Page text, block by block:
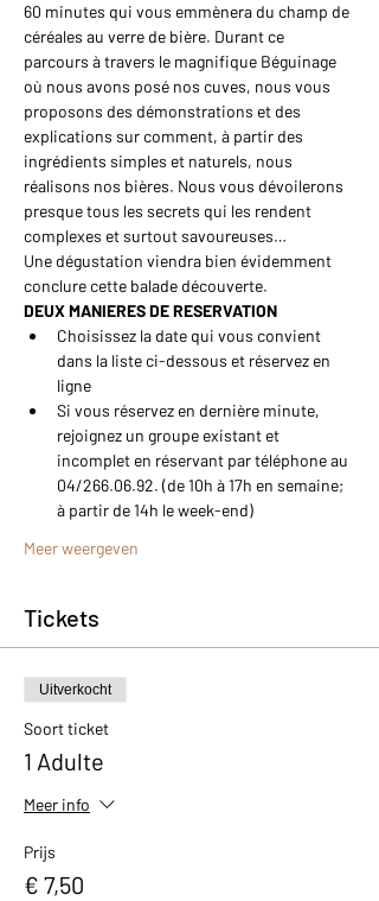
60 minutes qui vous emmènera du champ de
céréales au verre de bière. Durant ce
parcours à travers le magnifique Béguinage
où nous avons posé nos cuves, nous vous
proposons des démonstrations et des
explications sur comment, à partir des
ingrédients simples et naturels, nous
réalisons nos bières. Nous vous dévoilerons
presque tous les secrets qui les rendent
complexes et surtout savoureuses…
Une dégustation viendra bien évidemment
conclure cette balade découverte.
DEUX MANIERES DE RESERVATION
Choisissez la date qui vous convient
dans la liste ci-dessous et réservez en
ligne
Si vous réservez en dernière minute,
rejoignez un groupe existant et
incomplet en réservant par téléphone au
04/266.06.92. (de 10h à 17h en semaine;
à partir de 14h le week-end)
Meer weergeven
Tickets
Uitverkocht
Soort ticket
1 Adulte
Meer info
Prijs
€ 7,50